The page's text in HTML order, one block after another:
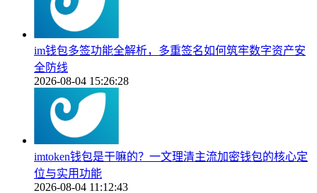
im钱包多签功能全解析，多重签名如何筑牢数字资产安
全防线
2026-08-04 15:26:28
imtoken钱包是干嘛的？一文理清主流加密钱包的核心定
位与实用功能
2026-08-04 11:12:43